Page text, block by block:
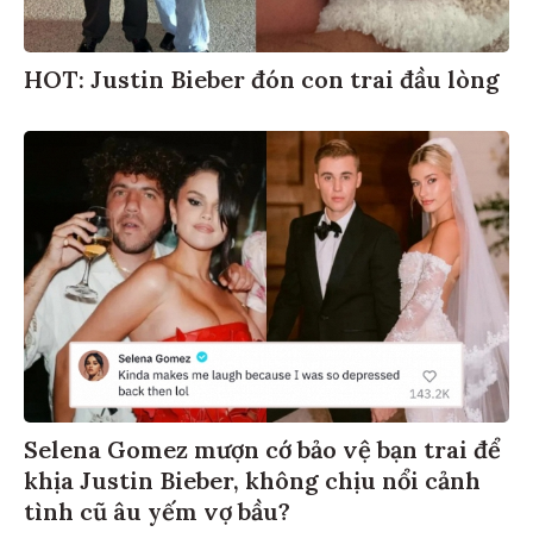
HOT: Justin Bieber đón con trai đầu lòng
Selena Gomez mượn cớ bảo vệ bạn trai để
khịa Justin Bieber, không chịu nổi cảnh
tình cũ âu yếm vợ bầu?